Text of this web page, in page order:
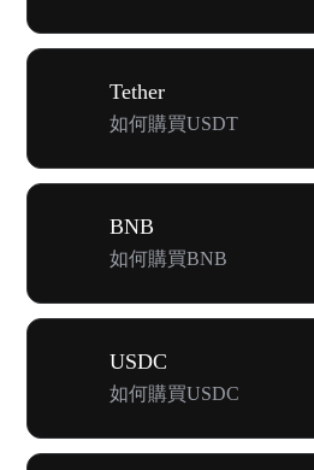
Tether
如何購買USDT
BNB
如何購買BNB
USDC
如何購買USDC